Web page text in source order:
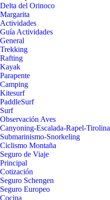
Delta del Orinoco
Margarita
Actividades
Guía Actividades
General
Trekking
Rafting
Kayak
Parapente
Camping
Kitesurf
PaddleSurf
Surf
Observación Aves
Canyoning-Escalada-Rapel-Tirolina
Submarinismo-Snorkeling
Ciclismo Montaña
Seguro de Viaje
Principal
Cotización
Seguro Schengen
Seguro Europeo
Cocina